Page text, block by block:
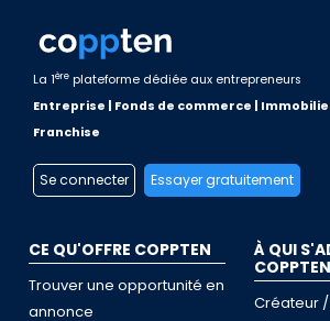
La 1ère plateforme dédiée aux entrepreneurs
Entreprise | Fonds de commerce |
Franchise
Se connecter Essayer gratuitement
CE QU'OFFRE COPPTEN
Trouver une opportunité en
annonce
À QUI
COPPTEN
Créateur